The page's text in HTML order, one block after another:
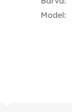
Model: